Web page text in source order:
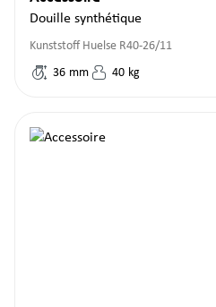
Douille synthétique
Kunststoff Huelse R40-26/11
36 mm 40 kg